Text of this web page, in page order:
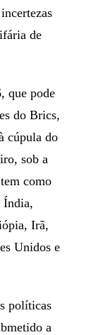
de
que pode
do Brics,
cúpula do
sob a
como
Índia,
Irã,
Unidos e
políticas
a